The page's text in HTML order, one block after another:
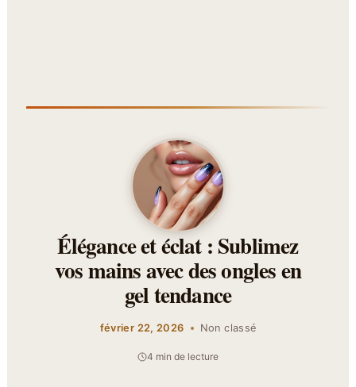
Élégance et éclat : Sublimez
vos mains avec des ongles en
gel tendance
février 22, 2026 Non classé
4 min de lecture